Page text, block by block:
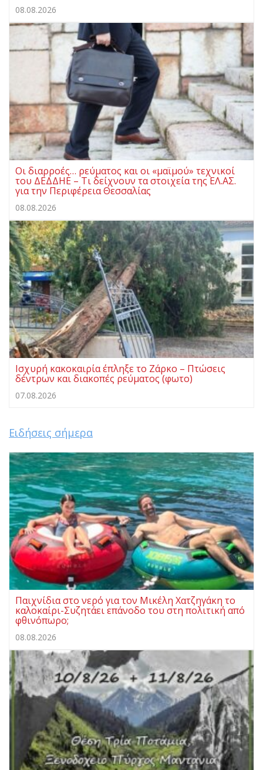
08.08.2026
Οι διαρροές… ρεύματος και οι «μαϊμού» τεχνικοί
του ΔΕΔΔΗΕ – Τι δείχνουν τα στοιχεία της ΕΛ.ΑΣ.
για την Περιφέρεια Θεσσαλίας
08.08.2026
Ισχυρή κακοκαιρία έπληξε το Ζάρκο – Πτώσεις
δέντρων και διακοπές ρεύματος (φωτο)
07.08.2026
Ειδήσεις σήμερα
Παιχνίδια στο νερό για τον Μικέλη Χατζηγάκη το
καλοκαίρι-Συζητάει επάνοδο του στη πολιτική από
φθινόπωρο;
08.08.2026